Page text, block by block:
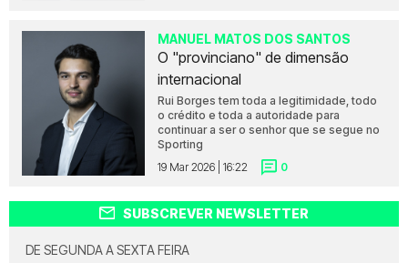
MANUEL MATOS DOS SANTOS
O "provinciano" de dimensão
internacional
Rui Borges tem toda a legitimidade, todo
o crédito e toda a autoridade para
continuar a ser o senhor que se segue no
Sporting
19 Mar 2026 | 16:22
0
SUBSCREVER NEWSLETTER
DE SEGUNDA A SEXTA FEIRA